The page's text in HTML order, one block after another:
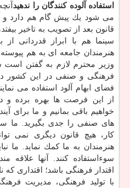
استفاده آلوده كنندگان را ندهید
می شود یك پیش گام هم دارد و آن
قانون بعد از تصویب به تاخیر
سینما هم با ابراز قدردانی از
وزیر محترم لازم به گفتن است
فرهنگی و صنفی در این كشور در
فضای ابهام آلود استفاده می
از این فرصت ها بهره برده
خواهیم باقی بمانیم و ما برای
های صنفی را جدی بگیرید. ما
كار، هیچ قانون دیگری نمی
هنرمندان به ما كمك نماید. ما
سوءاستفاده كنند. آنها
اقتدار فرهنگی باشد؛ اقتداری
با تولید فرهنگی، مدیریت